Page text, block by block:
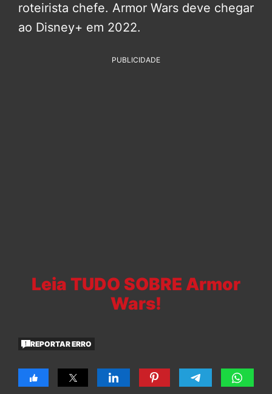
roteirista chefe. Armor Wars deve chegar
ao Disney+ em 2022.
PUBLICIDADE
Leia TUDO SOBRE Armor
Wars!
REPORTAR ERRO